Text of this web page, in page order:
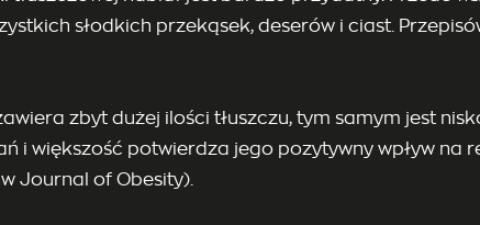
słodkich przekąsek, deserów i ciast.
zbyt dużej ilości tłuszczu, tym samym jest
i większość potwierdza jego pozytywny wpływ na
Journal of Obesity).